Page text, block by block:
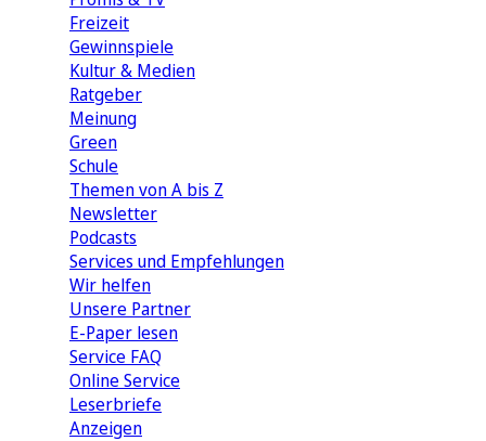
Freizeit
Gewinnspiele
Kultur & Medien
Ratgeber
Meinung
Green
Schule
Themen von A bis Z
Newsletter
Podcasts
Services und Empfehlungen
Wir helfen
Unsere Partner
E-Paper lesen
Service FAQ
Online Service
Leserbriefe
Anzeigen